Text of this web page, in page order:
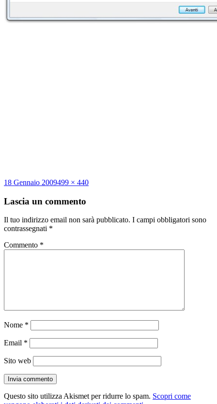
Scritto
18 Gennaio 2009Dimensione
499 × 440
Lascia un commento
Il tuo indirizzo email non sarà pubblicato. I campi obbligatori sono
contrassegnati *
Commento *
Nome *
Email *
Sito web
Questo sito utilizza Akismet per ridurre lo spam. Scopri come